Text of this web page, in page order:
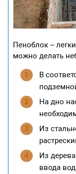
Пеноблок –
можно делать
В
На дно
Из
Из
ввода